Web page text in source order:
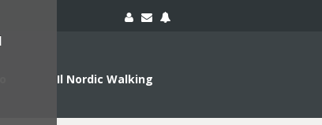
Il Nordic Walking